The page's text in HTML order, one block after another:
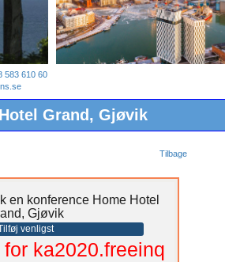
583 610 60
Grand, Gjøvik
Tilbage
en konference Home Hotel
Gjøvik
venligst
ka2020.freeinq